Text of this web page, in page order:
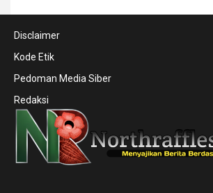
Disclaimer
Kode Etik
Pedoman Media Siber
Redaksi